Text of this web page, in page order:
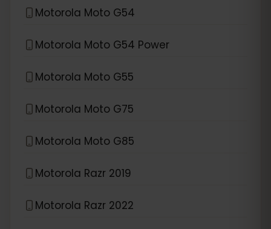
Motorola Moto G54
Motorola Moto G54 Power
Motorola Moto G55
Motorola Moto G75
Motorola Moto G85
Motorola Razr 2019
Motorola Razr 2022